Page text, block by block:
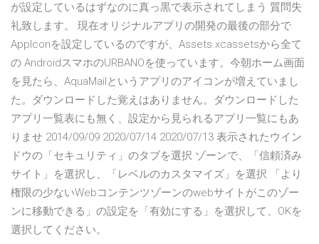
が設定しているはずなのに真っ黒で表示されてしまう 質問失
礼致します。 現在オリジナルアプリの開発の最後の部分で
AppIconを設定しているのですが、Assets.xcassetsから全て
の AndroidスマホのURBANOを使っています。今朝ホーム画面
を見たら、AquaMailというアプリのアイコンが増えていまし
た。ダウンロードした覚えはありません。ダウンロードした
アプリ一覧表にも無く、設定から見られるアプリ一覧にもあ
りませ 2014/09/09 2020/07/14 2020/07/13 表示されたウイン
ドウの「セキュリティ」のタブを選択 ゾーンで、「信頼済み
サイト」を選択し、「レベルのカスタマイズ」を選択 「より
権限の少ないWebコンテンツゾーンのwebサイトがこのゾー
ンに移動できる」の設定を「有効にする」を選択して、OKを
選択してください。